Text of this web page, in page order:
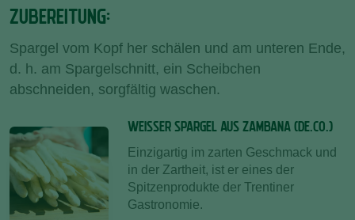
ZUBEREITUNG:
Spargel vom Kopf her schälen und am unteren Ende,
d. h. am Spargelschnitt, ein Scheibchen
abschneiden, sorgfältig waschen.
WEISSER SPARGEL AUS ZAMBANA (DE.CO.)
Einzigartig im zarten Geschmack und
in der Zartheit, ist er eines der
Spitzenprodukte der Trentiner
Gastronomie.